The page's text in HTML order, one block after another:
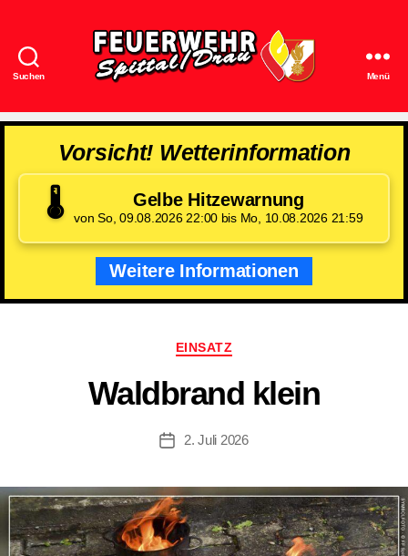
Suchen
Spittal/Drau
Menü
Vorsicht! Wetterinformation
🌡️ Gelbe Hitzewarnung
von So, 09.08.2026 22:00 bis Mo, 10.08.2026 21:59
Weitere Informationen
Kategorien
EINSATZ
Waldbrand klein
Beitragsdatum
2. Juli 2026